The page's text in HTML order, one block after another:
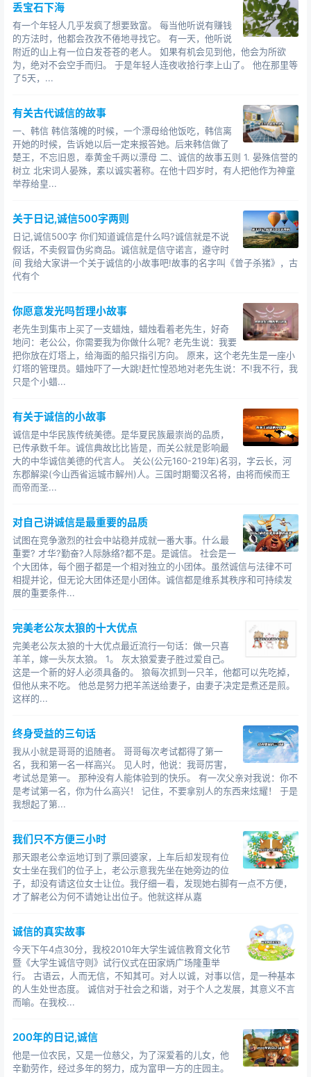
丢宝石下海
有一个年轻人几乎发疯了想要致富。 每当他听说有赚钱
的方法时，他都会孜孜不倦地寻找它。 有一天，他听说
附近的山上有一位白发苍苍的老人。 如果有机会见到他，他会为所欲
为，绝对不会空手而归。 于是年轻人连夜收拾行李上山了。 他在那里等
了5天，...
有关古代诚信的故事
一、韩信 韩信落魄的时候，一个漂母给他饭吃，韩信离
开她的时候，告诉她以后一定来报答她。后来韩信做了
楚王，不忘旧恩，奉黄金千两以漂母 二、诚信的故事五则 1. 晏殊信誉的
树立 北宋词人晏殊，素以诚实著称。在他十四岁时，有人把他作为神童
举荐给皇...
关于日记,诚信500字两则
日记,诚信500字 你们知道诚信是什么吗?诚信就是不说
假话，不卖假冒伪劣商品。诚信就是信守诺言，遵守时
间 我给大家讲一个关于诚信的小故事吧!故事的名字叫《曾子杀猪》，古
代有个
你愿意发光吗哲理小故事
老先生到集市上买了一支蜡烛，蜡烛看着老先生，好奇
地问：老公公，你需要我为你做什么呢? 老先生说：我要
把你放在灯塔上，给海面的船只指引方向。 原来，这个老先生是一座小
灯塔的管理员。蜡烛吓了一大跳!赶忙惶恐地对老先生说：不!我不行，我
只是个小蜡...
有关于诚信的小故事
诚信是中华民族传统美德。是华夏民族最崇尚的品质，
已传承数千年。诚信典故比比皆是，而关公就是影响最
大的中华诚信美德的代言人。 关公(公元160-219年)名羽，字云长，河
东郡解梁(今山西省运城市解州)人。三国时期蜀汉名将，由将而候而王
而帝而圣...
对自己讲诚信是最重要的品质
试图在竞争激烈的社会中站稳并成就一番大事。什么最
重要? 才华?勤奋?人际脉络?都不是。是诚信。 社会是一
个大团体，每个圈子都是一个相对独立的小团体。虽然诚信与法律不可
相提并论，但无论大团体还是小团体。诚信都是维系其秩序和可持续发
展的重要条件...
完美老公灰太狼的十大优点
完美老公灰太狼的十大优点最近流行一句话：做一只喜
羊羊，嫁一头灰太狼。 1。 灰太狼爱妻子胜过爱自己。
这是一个新的好人必须具备的。 狼每次抓到一只羊，他都可以先吃掉，
但他从来不吃。 他总是努力把羊羔送给妻子，由妻子决定是煮还是煎。
这样的...
终身受益的三句话
我从小就是哥哥的追随者。 哥哥每次考试都得了第一
名，我和第一名一样高兴。 见人时，他说：我哥厉害，
考试总是第一。 那种没有人能体验到的快乐。 有一次父亲对我说：你不
是考试第一名，你为什么高兴！ 记住，不要拿别人的东西来炫耀！ 于是
我想起了第...
我们只不方便三小时
那天跟老公幸运地订到了票回婆家，上车后却发现有位
女士坐在我们的位子上，老公示意我先坐在她旁边的位
子，却没有请这位女士让位。我仔细一看，发现她右脚有一点不方便，
才了解老公为何不请她让出位子。他就这样从嘉
诚信的真实故事
今天下午4点30分，我校2010年大学生诚信教育文化节
暨《大学生诚信守则》试行仪式在田家炳广场隆重举
行。 古语云，人而无信，不知其可。对人以诚，对事以信，是一种基本
的人生处世态度。 诚信对于社会之和谐，对于个人之发展，其意义不言
而喻。在我校...
200年的日记,诚信
他是一位农民，又是一位慈父，为了深爱着的儿女，他
辛勤劳作，经过多年的努力，成为富甲一方的庄园主。